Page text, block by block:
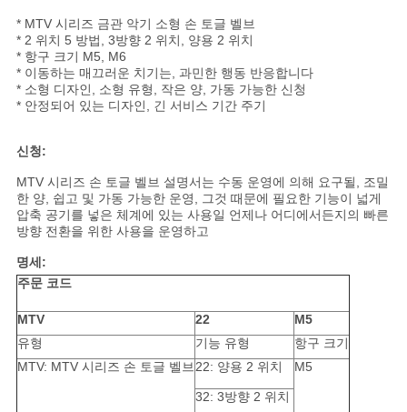
용
문
을
구
하
세
요
VR
SHOW
* MTV 시리즈 금관 악기 소형 손 토글 벨브
* 2 위치 5 방법, 3방향 2 위치, 양용 2 위치
* 항구 크기 M5, M6
* 이동하는 매끄러운 치기는, 과민한 행동 반응합니다
* 소형 디자인, 소형 유형, 작은 양, 가동 가능한 신청
* 안정되어 있는 디자인, 긴 서비스 기간 주기
신청:
MTV 시리즈 손 토글 벨브 설명서는 수동 운영에 의해 요구될, 조밀
한 양, 쉽고 및 가동 가능한 운영, 그것 때문에 필요한 기능이 넓게
압축 공기를 넣은 체계에 있는 사용일 언제나 어디에서든지의 빠른
방향 전환을 위한 사용을 운영하고
명세:
주문 코드
MTV 22
M5
유형
기능 유형
항구 크기
MTV: MTV 시리즈 손 토글 벨브22: 양용 2 위치 M5
32: 3방향 2 위치